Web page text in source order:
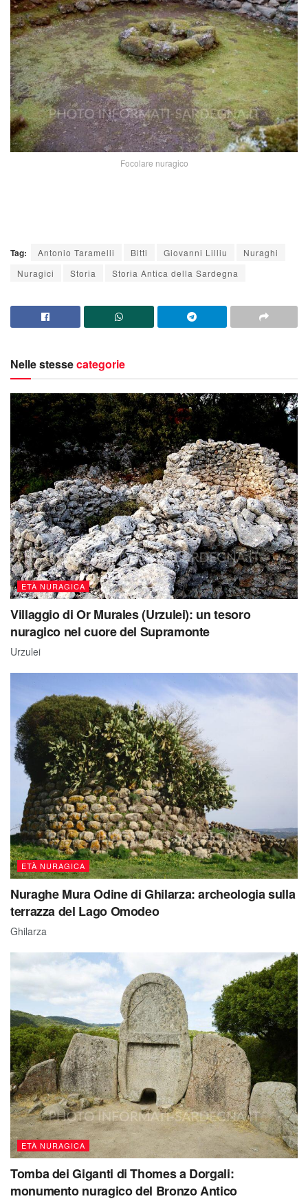
Focolare nuragico
Tag: Antonio Taramelli Bitti Giovanni Lilliu
Nuraghi
Nuragici
Storia Storia Antica della Sardegna
Nelle stessecategorie
ETÀ NURAGICA
Villaggio di Or Murales (Urzulei): un tesoro
nuragico nel cuore del Supramonte
Urzulei
ETÀ NURAGICA
Nuraghe Mura Odine di Ghilarza: archeologia sulla
terrazza del Lago Omodeo
Ghilarza
ETÀ NURAGICA
Tomba dei Giganti di Thomes a Dorgali:
monumento nuragico del Bronzo Antico